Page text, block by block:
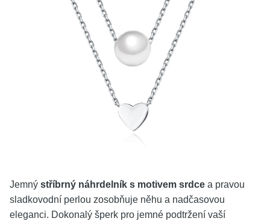
Jemný stříbrný náhrdelník s motivem srdce a pravou
sladkovodní perlou zosobňuje něhu a nadčasovou
eleganci. Dokonalý šperk pro jemné podtržení vaší